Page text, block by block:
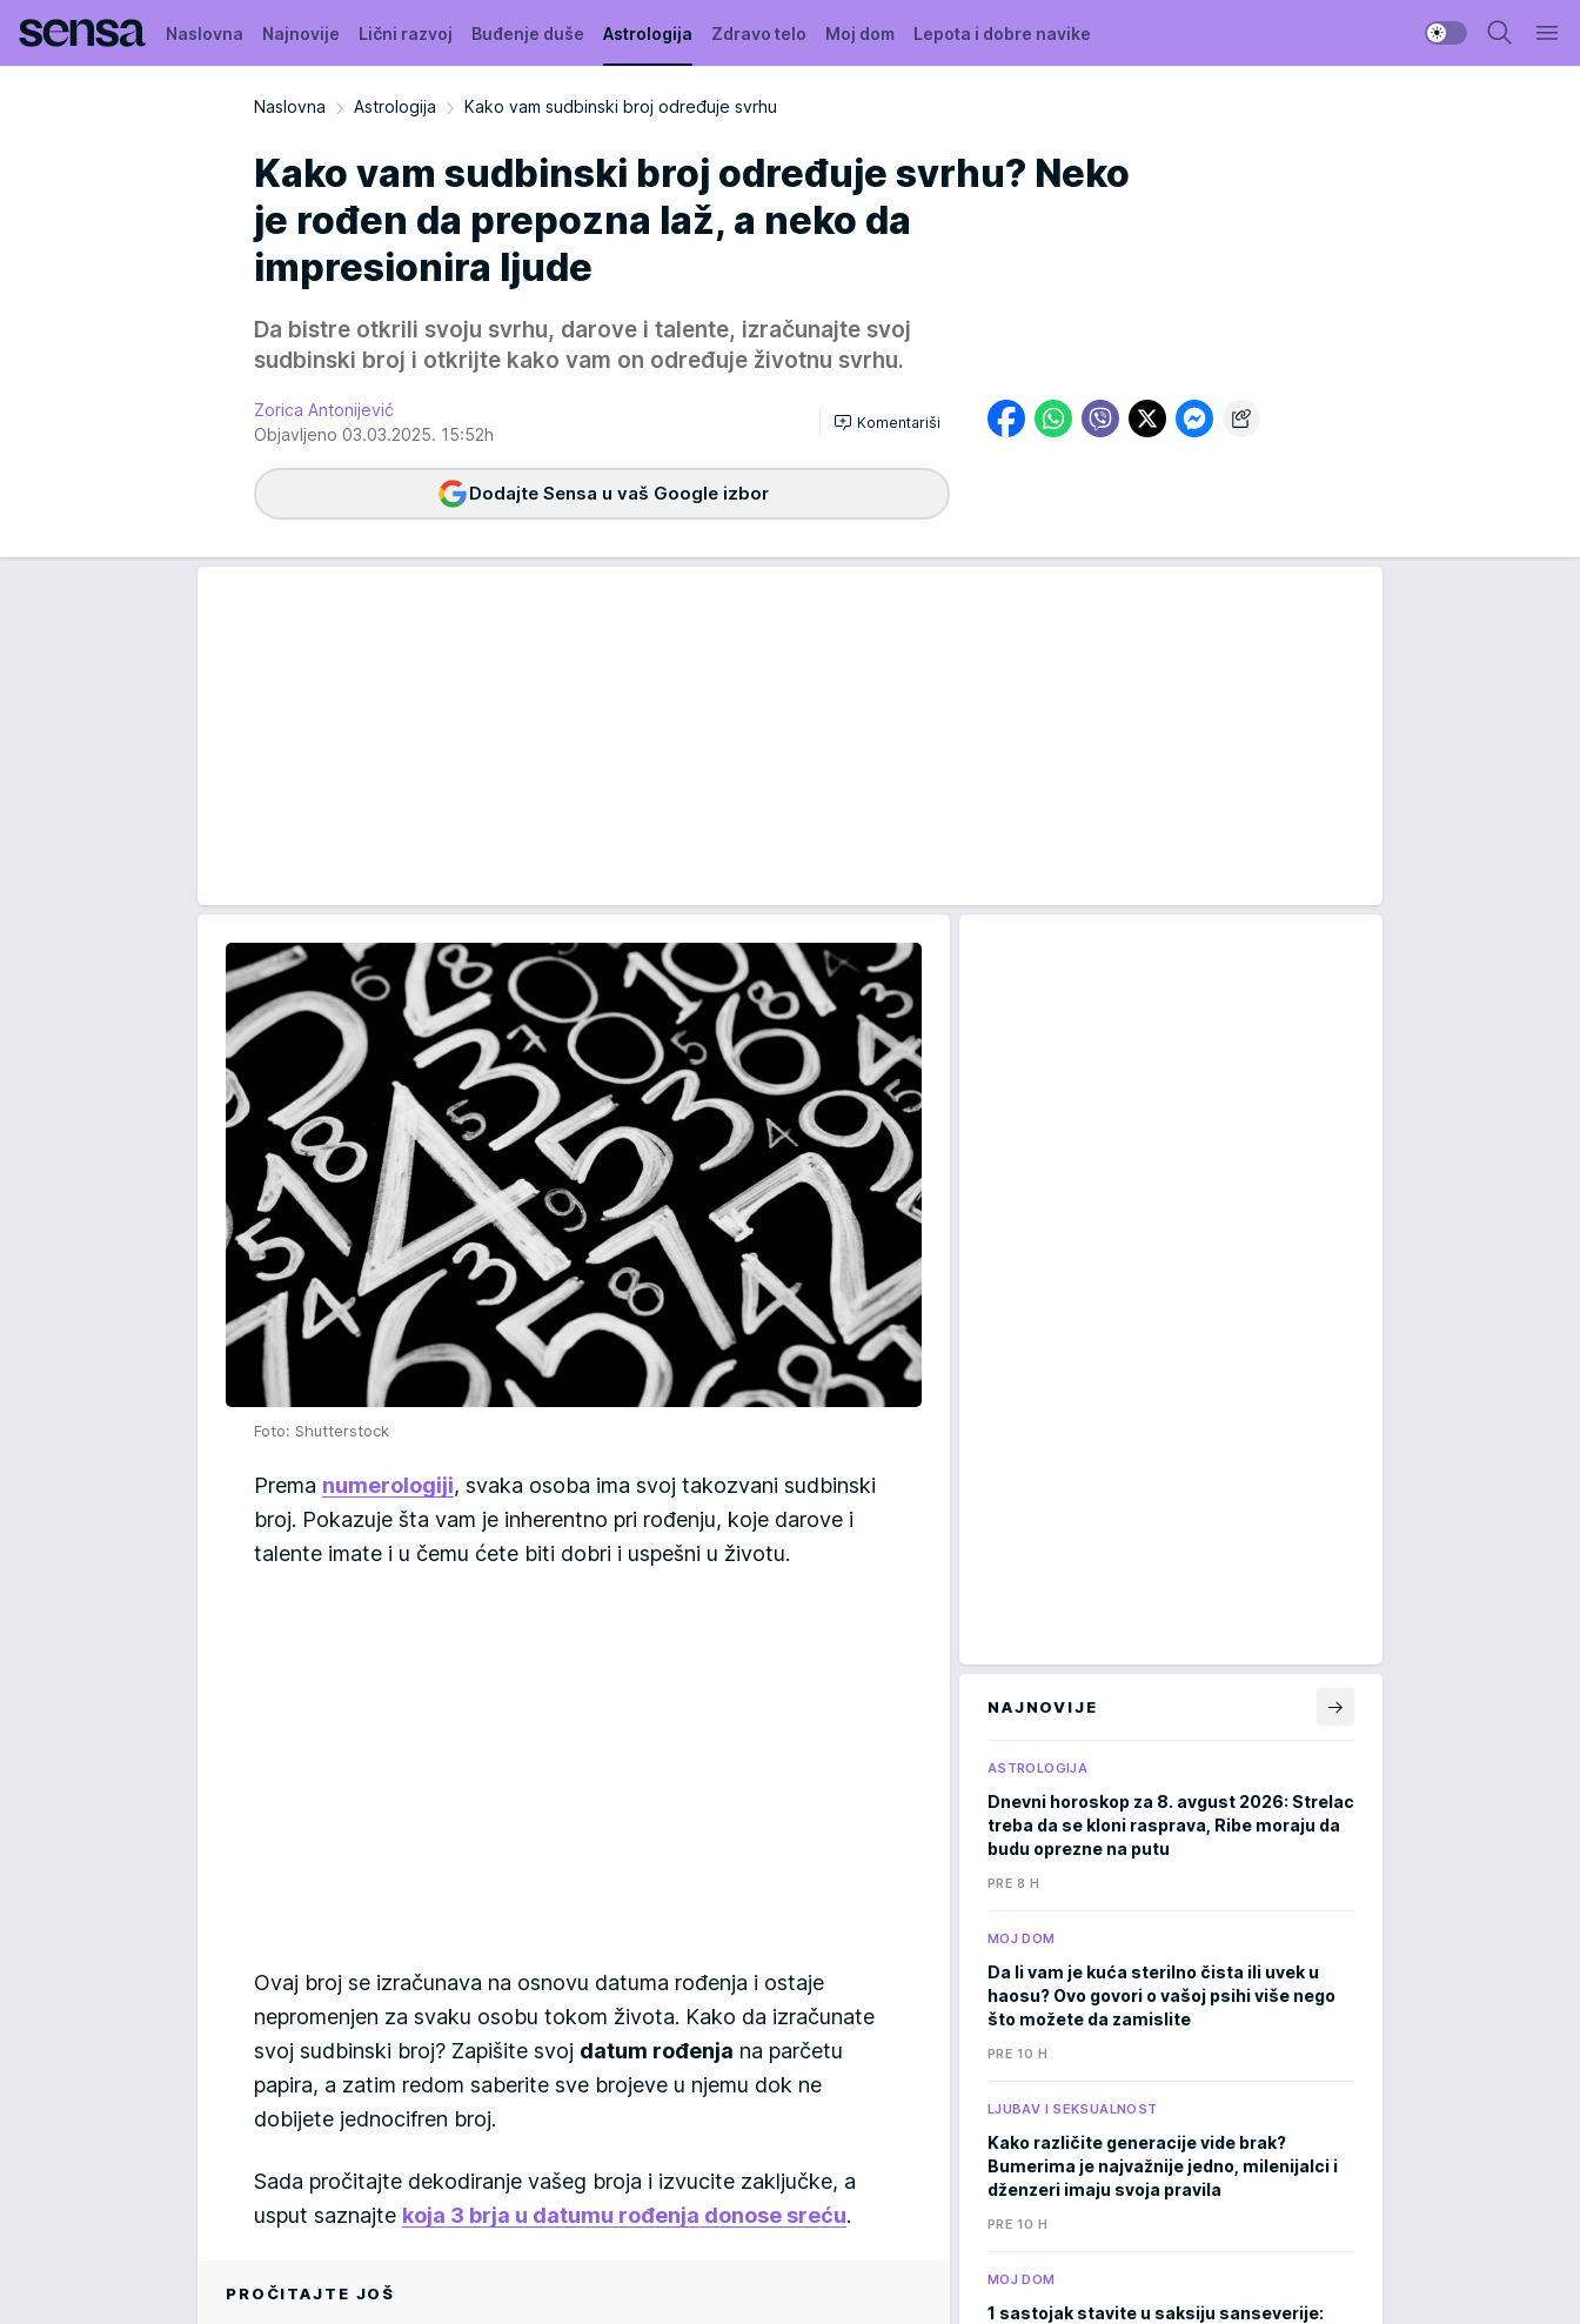
Naslovna Najnovije Lični razvoj Buđenje duše Astrologija Zdravo telo Moj dom Lepota i dobre navike
Naslovna Astrologija Kako vam sudbinski broj određuje svrhu
Kako vam sudbinski broj određuje svrhu? Neko
je rođen da prepozna laž, a neko da
impresionira ljude
Da bistre otkrili svoju svrhu, darove i talente, izračunajte svoj
sudbinski broj i otkrijte kako vam on određuje životnu svrhu.
Zorica Antonijević
Objavljeno 03.03.2025. 15:52h
Komentariši
Dodajte Sensa u vaš Google izbor
Foto: Shutterstock
Prema numerologiji, svaka osoba ima svoj takozvani sudbinski
broj. Pokazuje šta vam je inherentno pri rođenju, koje darove i
talente imate i u čemu ćete biti dobri i uspešni u životu.
Ovaj broj se izračunava na osnovu datuma rođenja i ostaje
nepromenjen za svaku osobu tokom života. Kako da izračunate
svoj sudbinski broj? Zapišite svoj datum rođenja na parčetu
papira, a zatim redom saberite sve brojeve u njemu dok ne
dobijete jednocifren broj.
Sada pročitajte dekodiranje vašeg broja i izvucite zaključke, a
usput saznajte koja 3 brja u datumu rođenja donose sreću.
PROČITAJTE JOŠ
NAJNOVIJE
ASTROLOGIJA
Dnevni horoskop za 8. avgust 2026: Strelac
treba da se kloni rasprava, Ribe moraju da
budu oprezne na putu
PRE 8 H
MOJ DOM
Da li vam je kuća sterilno čista ili uvek u
haosu? Ovo govori o vašoj psihi više nego
što možete da zamislite
PRE 10 H
LJUBAV I SEKSUALNOST
Kako različite generacije vide brak?
Bumerima je najvažnije jedno, milenijalci i
dženzeri imaju svoja pravila
PRE 10 H
MOJ DOM
1 sastojak stavite u saksiju sanseverije: